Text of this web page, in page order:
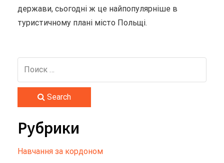
держави, сьогодні ж це найпопулярніше в
туристичному плані місто Польщі.
Search
Рубрики
Hавчання за кордоном